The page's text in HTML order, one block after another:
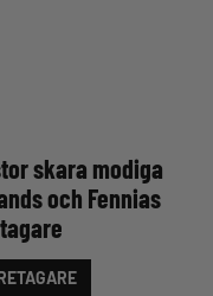
skara modiga
och Fennias